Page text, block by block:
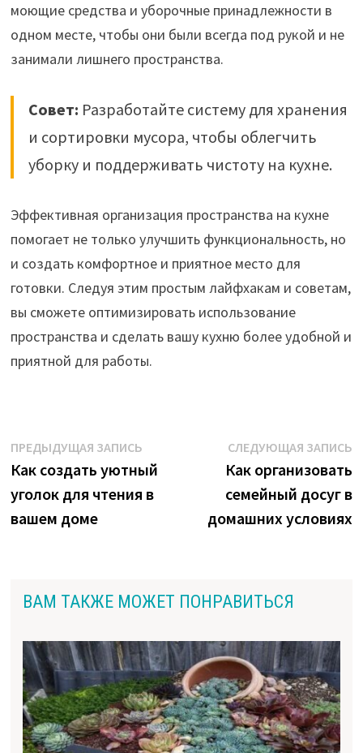
моющие средства и уборочные принадлежности в
одном месте, чтобы они были всегда под рукой и не
занимали лишнего пространства.
Совет: Разработайте систему для хранения
и сортировки мусора, чтобы облегчить
уборку и поддерживать чистоту на кухне.
Эффективная организация пространства на кухне
помогает не только улучшить функциональность, но
и создать комфортное и приятное место для
готовки. Следуя этим простым лайфхакам и советам,
вы сможете оптимизировать использование
пространства и сделать вашу кухню более удобной и
приятной для работы.
Навигация
по
записям
ПРЕДЫДУЩАЯ ЗАПИСЬПредыдущая
запись:
Как создать уютный
уголок для чтения в
вашем доме
СЛЕДУЮЩАЯ ЗАПИСЬ
Как организовать
семейный досуг в
домашних условиях
ВАМ ТАКЖЕ МОЖЕТ ПОНРАВИТЬСЯ